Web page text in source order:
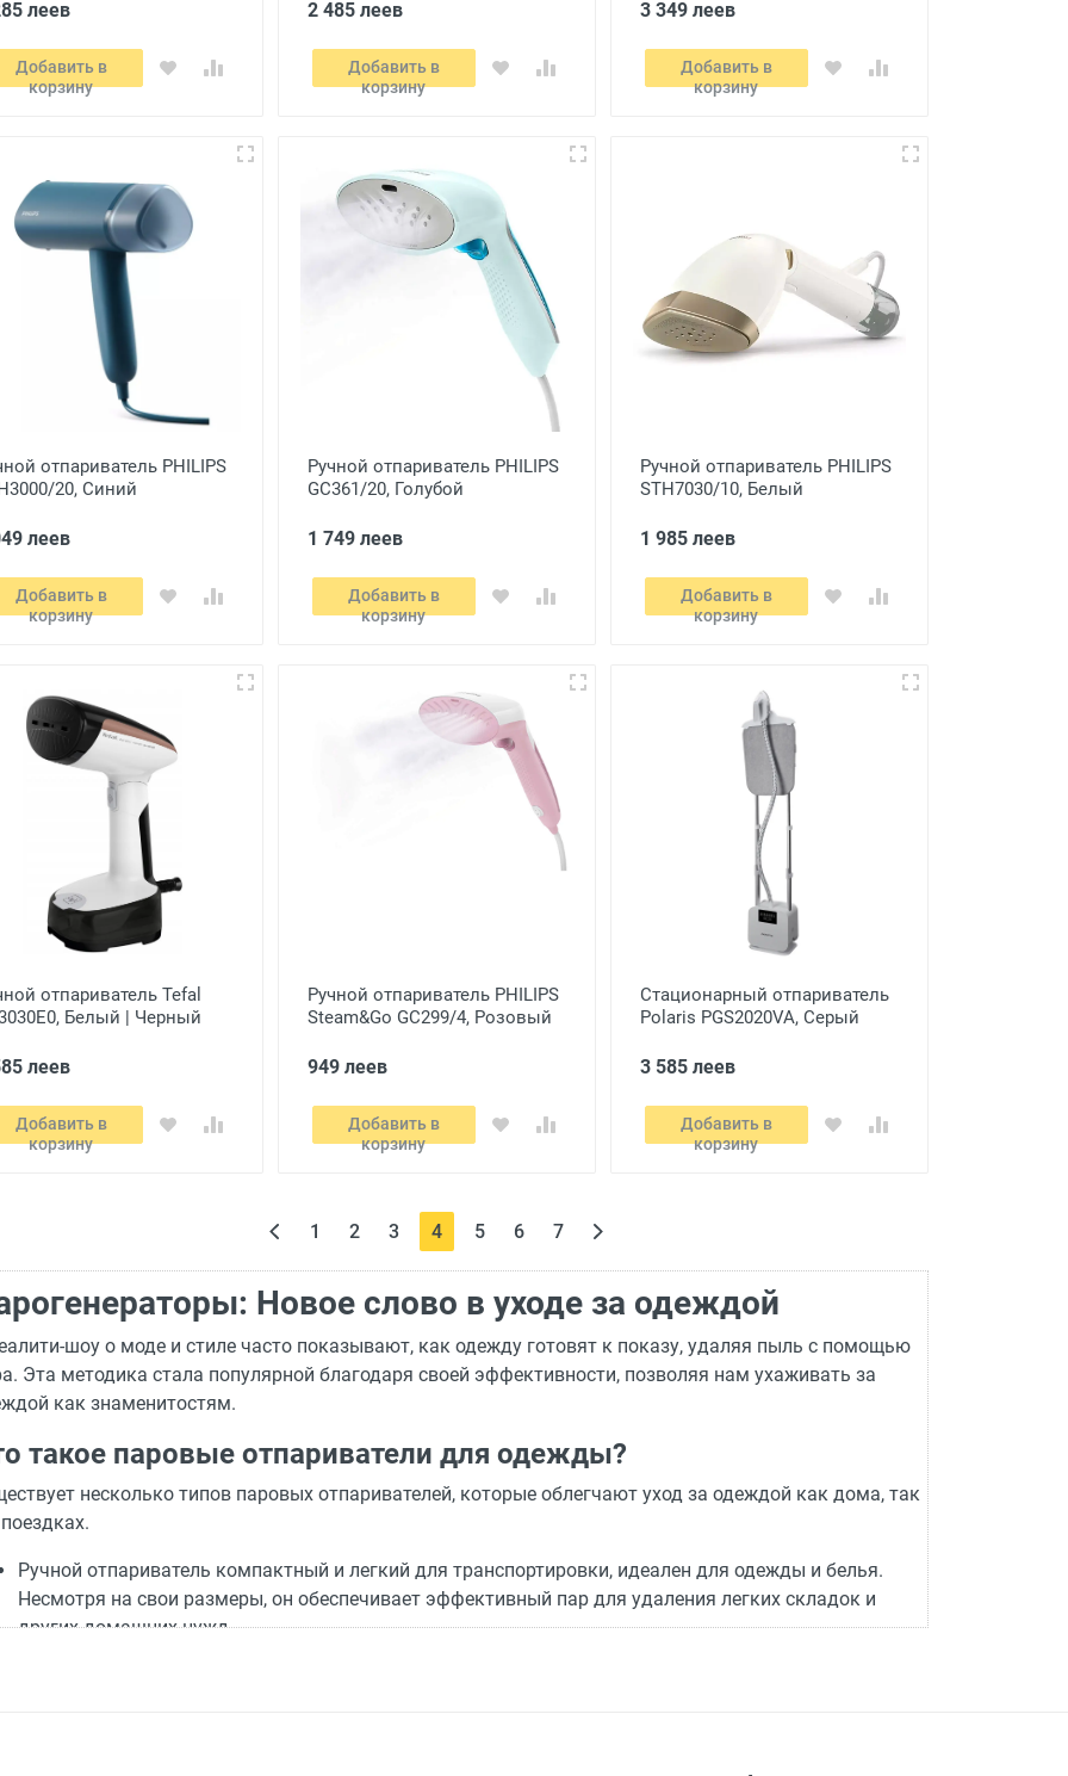
леев
Добавить в
корзину
2 485 леев
Добавить в
корзину
3 349 леев
Добавить в
корзину
отпариватель PHILIPS
20, Синий
леев
Добавить в
корзину
Ручной отпариватель PHILIPS
GC361/20, Голубой
1 749 леев
Добавить в
корзину
Ручной отпариватель PHILIPS
STH7030/10, Белый
1 985 леев
Добавить в
корзину
отпариватель Tefal
Белый | Черный
леев
Добавить в
корзину
Ручной отпариватель PHILIPS
Steam&Go GC299/4, Розовый
949 леев
Добавить в
корзину
Стационарный отпариватель
Polaris PGS2020VA, Серый
3 585 леев
Добавить в
корзину
1 2 3 4(current)
5 6 7
Новое слово в уходе за одеждой
шоу о моде и стиле часто показывают, как одежду готовят к показу, удаляя пыль с помощью
Эта методика стала популярной благодаря своей эффективности, позволяя нам ухаживать за
как знаменитостям.
такое паровые отпариватели для одежды?
несколько типов паровых отпаривателей, которые облегчают уход за одеждой как дома, так
Ручной отпариватель компактный и легкий для транспортировки, идеален для одежды и белья.
Несмотря на свои размеры, он обеспечивает эффективный пар для удаления легких складок и
других домашних нужд.
парогенератор. Эти системы различаются в зависимости от бренда. Например, если вам нужен утюг